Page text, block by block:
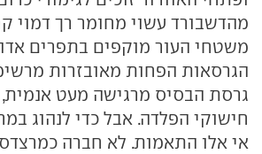
מהדשבורד עשוי מחומר רך דמוי
משטחי העור מוקפים בתפרים
הגרסאות הפחות מאובזרות
גרסת הבסיס מרגישה מעט
חישוקי הפלדה. אבל כדי לנהוג
אי אלו התאמות. לא חברה